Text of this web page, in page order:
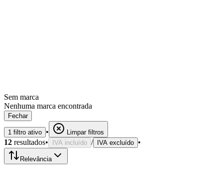
Sem marca
Nenhuma marca encontrada
Fechar
1 filtro ativo • Limpar filtros
12 resultados• IVA incluído / IVA excluído •
Relevância